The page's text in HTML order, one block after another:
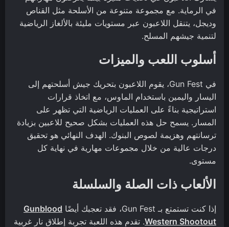
في الرماية. مع مجموعة متنوعة من الأسلحة مثل القناص
وديجل، يتنقل اللاعبون عبر مستويات مليئة بالألغاز الرياضية
لتنمية جيشهم المسلح.
أسلوب اللعب والميزات
في Gun Fest، يقوم اللاعبون بتحريك جيش أسلحتهم إلى
اليسار واليمين باستخدام الماوس، مع اتخاذ قرارات
استراتيجية بناءً على العمليات الرياضية التي تظهر على
المسار. يسمح حل هذه العمليات بشكل صحيح للاعبين بزيادة
ترسانتهم وهزيمة لصوص البنوك. الهدف النهائي هو تحقيق
درجات عالية من خلال مجموعات مهارية في نهاية كل
مستوى.
الألعاب ذات الصلة والسلسلة
إذا كنت تستمتع بـ Gun Fest، فقد تعجبك أيضًا
Gunblood
Western Shootout. تقدم هذه اللعبة تجربة إطلاق نار غربية